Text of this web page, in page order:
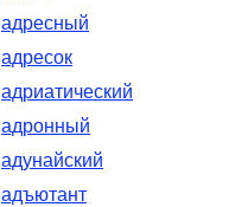
адресный
адресок
адриатический
адронный
адунайский
адъютант